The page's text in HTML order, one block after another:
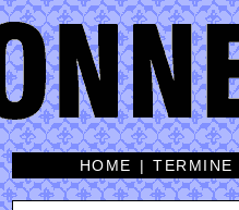
HOME |TERMINE